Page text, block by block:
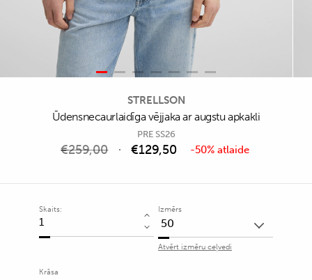
STRELLSON
Ūdensnecaurlaidīga vējjaka ar augstu apkakli
PRE SS26
€259,00 €129,50 -50% atlaide
Skaits:
Ūdensnecaurlaidīga
vējjaka
augstu
Izmērs
Atvērt izmēru ceļvedi
Krāsa